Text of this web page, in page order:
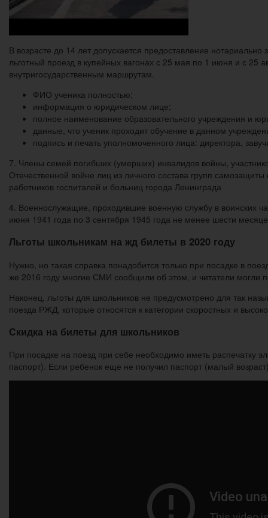
В возрасте до 14 лет допускается предоставление
льготный проезд в купейных вагонах с 25 мая по 1 июня и с
внутригосударственным маршрутам.
ФИО ученика полностью;
информация о юридическом лице;
полное наименование образовательного учреждения и
данные, что ученик проходит обучение в данном
подпись и печать уполномоченного лица: директора,
7. Члены семей погибших (умерших) инвалидов войны,
Отечественной войне лиц из личного состава групп
работников госпиталей и больниц города Ленинграда
4. Военнослужащие, проходившие военную службу в воинских
июня 1941 года по 3 сентября 1945 года не менее шести
Льготы школьникам на жд билеты в 2020 году
Нужно, но такая справка понадобится только при посадке в
же 2016 году многие СМИ сообщили об этом, и читатели могли
Наконец, льготы для школьников не предусмотрено для так
поезда РЖД, которые относятся к категории скоростных и
Скидка на билеты для школьников
При посадке на поезд при себе необходимо иметь распечатку
паспорт). Если ребенок еще не получил паспорт (малый